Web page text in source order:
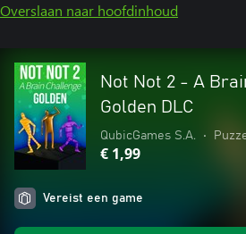
Overslaan naar hoofdinhoud
Not Not 2 - A
Golden DLC
QubicGames S.A. •
€ 1,99
Vereist een game